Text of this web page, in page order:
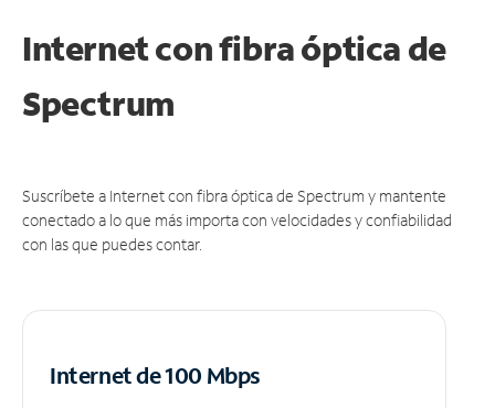
Internet con fibra óptica de
Spectrum
Suscríbete a Internet con fibra óptica de Spectrum y mantente
conectado a lo que más importa con velocidades y confiabilidad
con las que puedes contar.
Internet de 100 Mbps